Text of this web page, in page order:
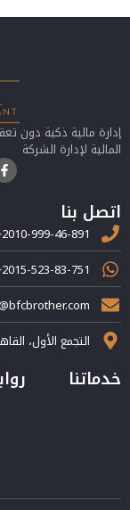
إدارة مالية ذكية دون
المالية لإدارة الشركة
خدماتنا
اتصل بنا
999-46-891
523-83-751
التجمع الأول،